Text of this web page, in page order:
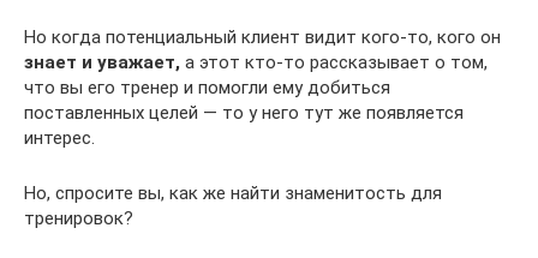
Но когда потенциальный клиент видит кого-то, кого он
знает и уважает, а этот кто-то рассказывает о том,
что вы его тренер и помогли ему добиться
поставленных целей — то у него тут же появляется
интерес.
Но, спросите вы, как же найти знаменитость для
тренировок?